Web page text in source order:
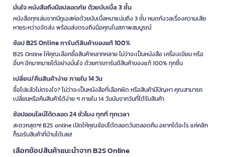
มั่นใจ หนังสือถึงมือปลอดภัย ด้วยบับเบิ้ล 3 ชั้น
หนังสือทุกเล่มจากบีทูเอสห่อด้วยบับเบิ้ลหนาแน่นถึง 3 ชั้น หมดกังวลเรื่องความเสีย
หายระหว่างจัดส่ง พร้อมส่งตรงถึงมือคุณในสภาพสมบูรณ์
ช้อป B2S Online การันตีสินค้าของแท้ 100%
B2S Online ให้คุณเลือกซื้อสินค้าหลากหลาย ไม่ว่าจะเป็นหนังสือ เครื่องเขียน หรือ
อื่นๆ อีกมากมายได้อย่างมั่นใจ ด้วยการการันตีสินค้าของแท้ 100% ทุกชิ้น
เปลี่ยน/คืนสินค้าง่าย ภายใน 14 วัน
ซื้อไปแล้วไม่ตรงใจ? ไม่ว่าจะเป็นหนังสือที่เลือกผิด หรือสินค้ามีปัญหา คุณสามารถ
เปลี่ยนหรือคืนสินค้าได้ง่าย ๆ ภายใน 14 วันนับจากวันที่ได้รับสินค้า
ช้อปออนไลน์ได้ตลอด 24 ชั่วโมง ทุกที่ ทุกเวลา
สะดวกสุดๆ! B2S online เปิดให้คุณช้อปได้ตลอดวันตลอดคืน อยากได้อะไร แค่คลิก
ก็รอรับสินค้าที่บ้านได้เลย!
เลือกช้อปสินค้าแนะนำจาก B2S Online